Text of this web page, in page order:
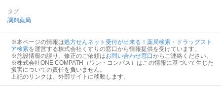
タグ
調剤薬局
※本ページの情報は処方せんネット受付が出来る！薬局検索・ドラッグスト
ア検索を運営する株式会社くすりの窓口から情報提供を受けています。
※施設情報の誤り、修正のご依頼はお問い合わせ窓口からご連絡ください。
※株式会社ONE COMPATH（ワン・コンパス）はこの情報に基づいて生じた
損害についての責任を負いません。
上記のリンクは、外部サイトに移動します。